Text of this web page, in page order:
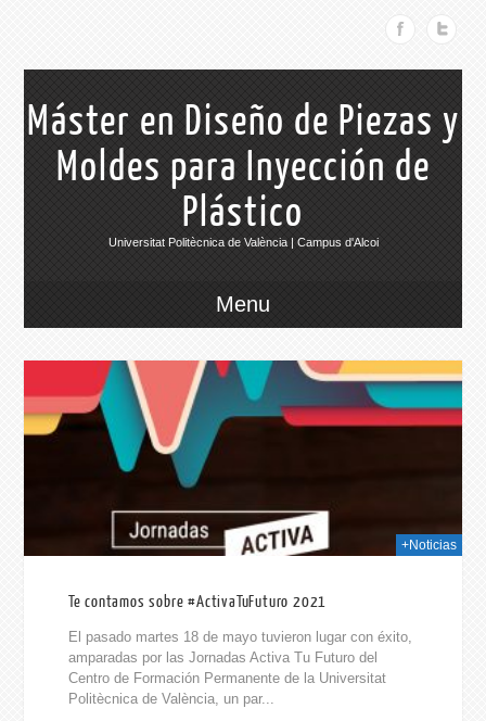
Máster en Diseño de Piezas y
Moldes para Inyección de
Plástico
Universitat Politècnica de València | Campus d'Alcoi
Menu
+Noticias
Te contamos sobre #ActivaTuFuturo 2021
El pasado martes 18 de mayo tuvieron lugar con éxito,
amparadas por las Jornadas Activa Tu Futuro del
Centro de Formación Permanente de la Universitat
Politècnica de València, un par...